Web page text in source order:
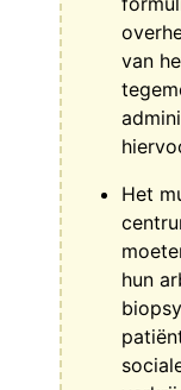
van
Het
hun